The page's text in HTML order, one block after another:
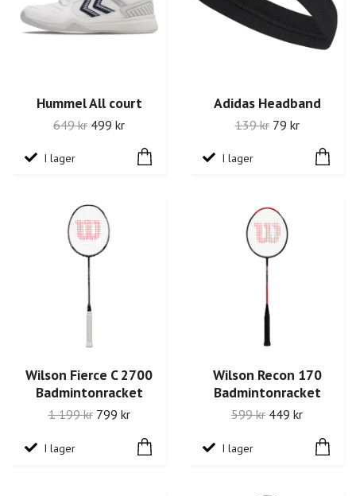
Hummel All court
649 kr 499 kr
I lager
Adidas Headband
139 kr 79 kr
I lager
Wilson Fierce C 2700
Badmintonracket
1 199 kr 799 kr
I lager
Wilson Recon 170
Badmintonracket
599 kr 449 kr
I lager